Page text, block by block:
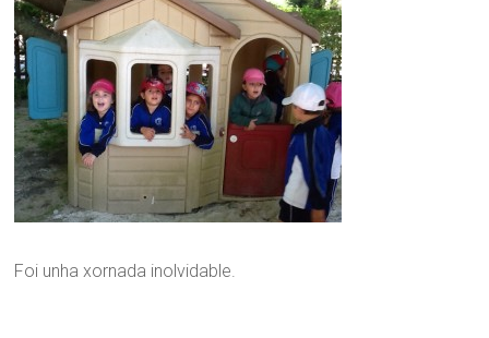
Foi unha xornada inolvidable.